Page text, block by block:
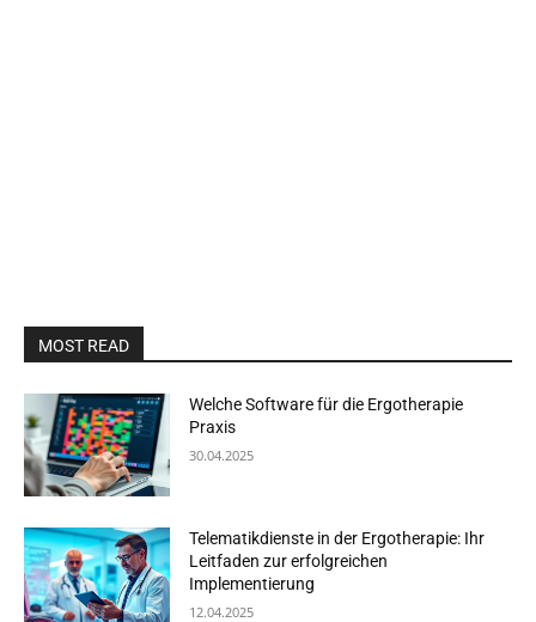
MOST READ
Welche Software für die Ergotherapie
Praxis
30.04.2025
Telematikdienste in der Ergotherapie: Ihr
Leitfaden zur erfolgreichen
Implementierung
12.04.2025